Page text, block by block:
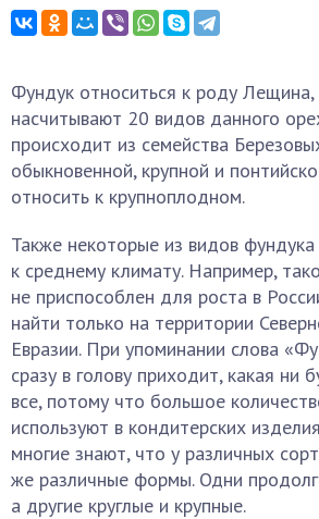
Фундук относиться к роду Лещина,
насчитывают 20 видов данного
происходит из семейства
обыкновенной, крупной и
относить к крупноплодном.
Также некоторые из видов
к среднему климату. Например,
не приспособлен для роста в
найти только на территории
Евразии. При упоминании слова
сразу в голову приходит, какая ни
все, потому что большое
используют в кондитерских
многие знают, что у различных
же различные формы. Одни
а другие круглые и крупные.